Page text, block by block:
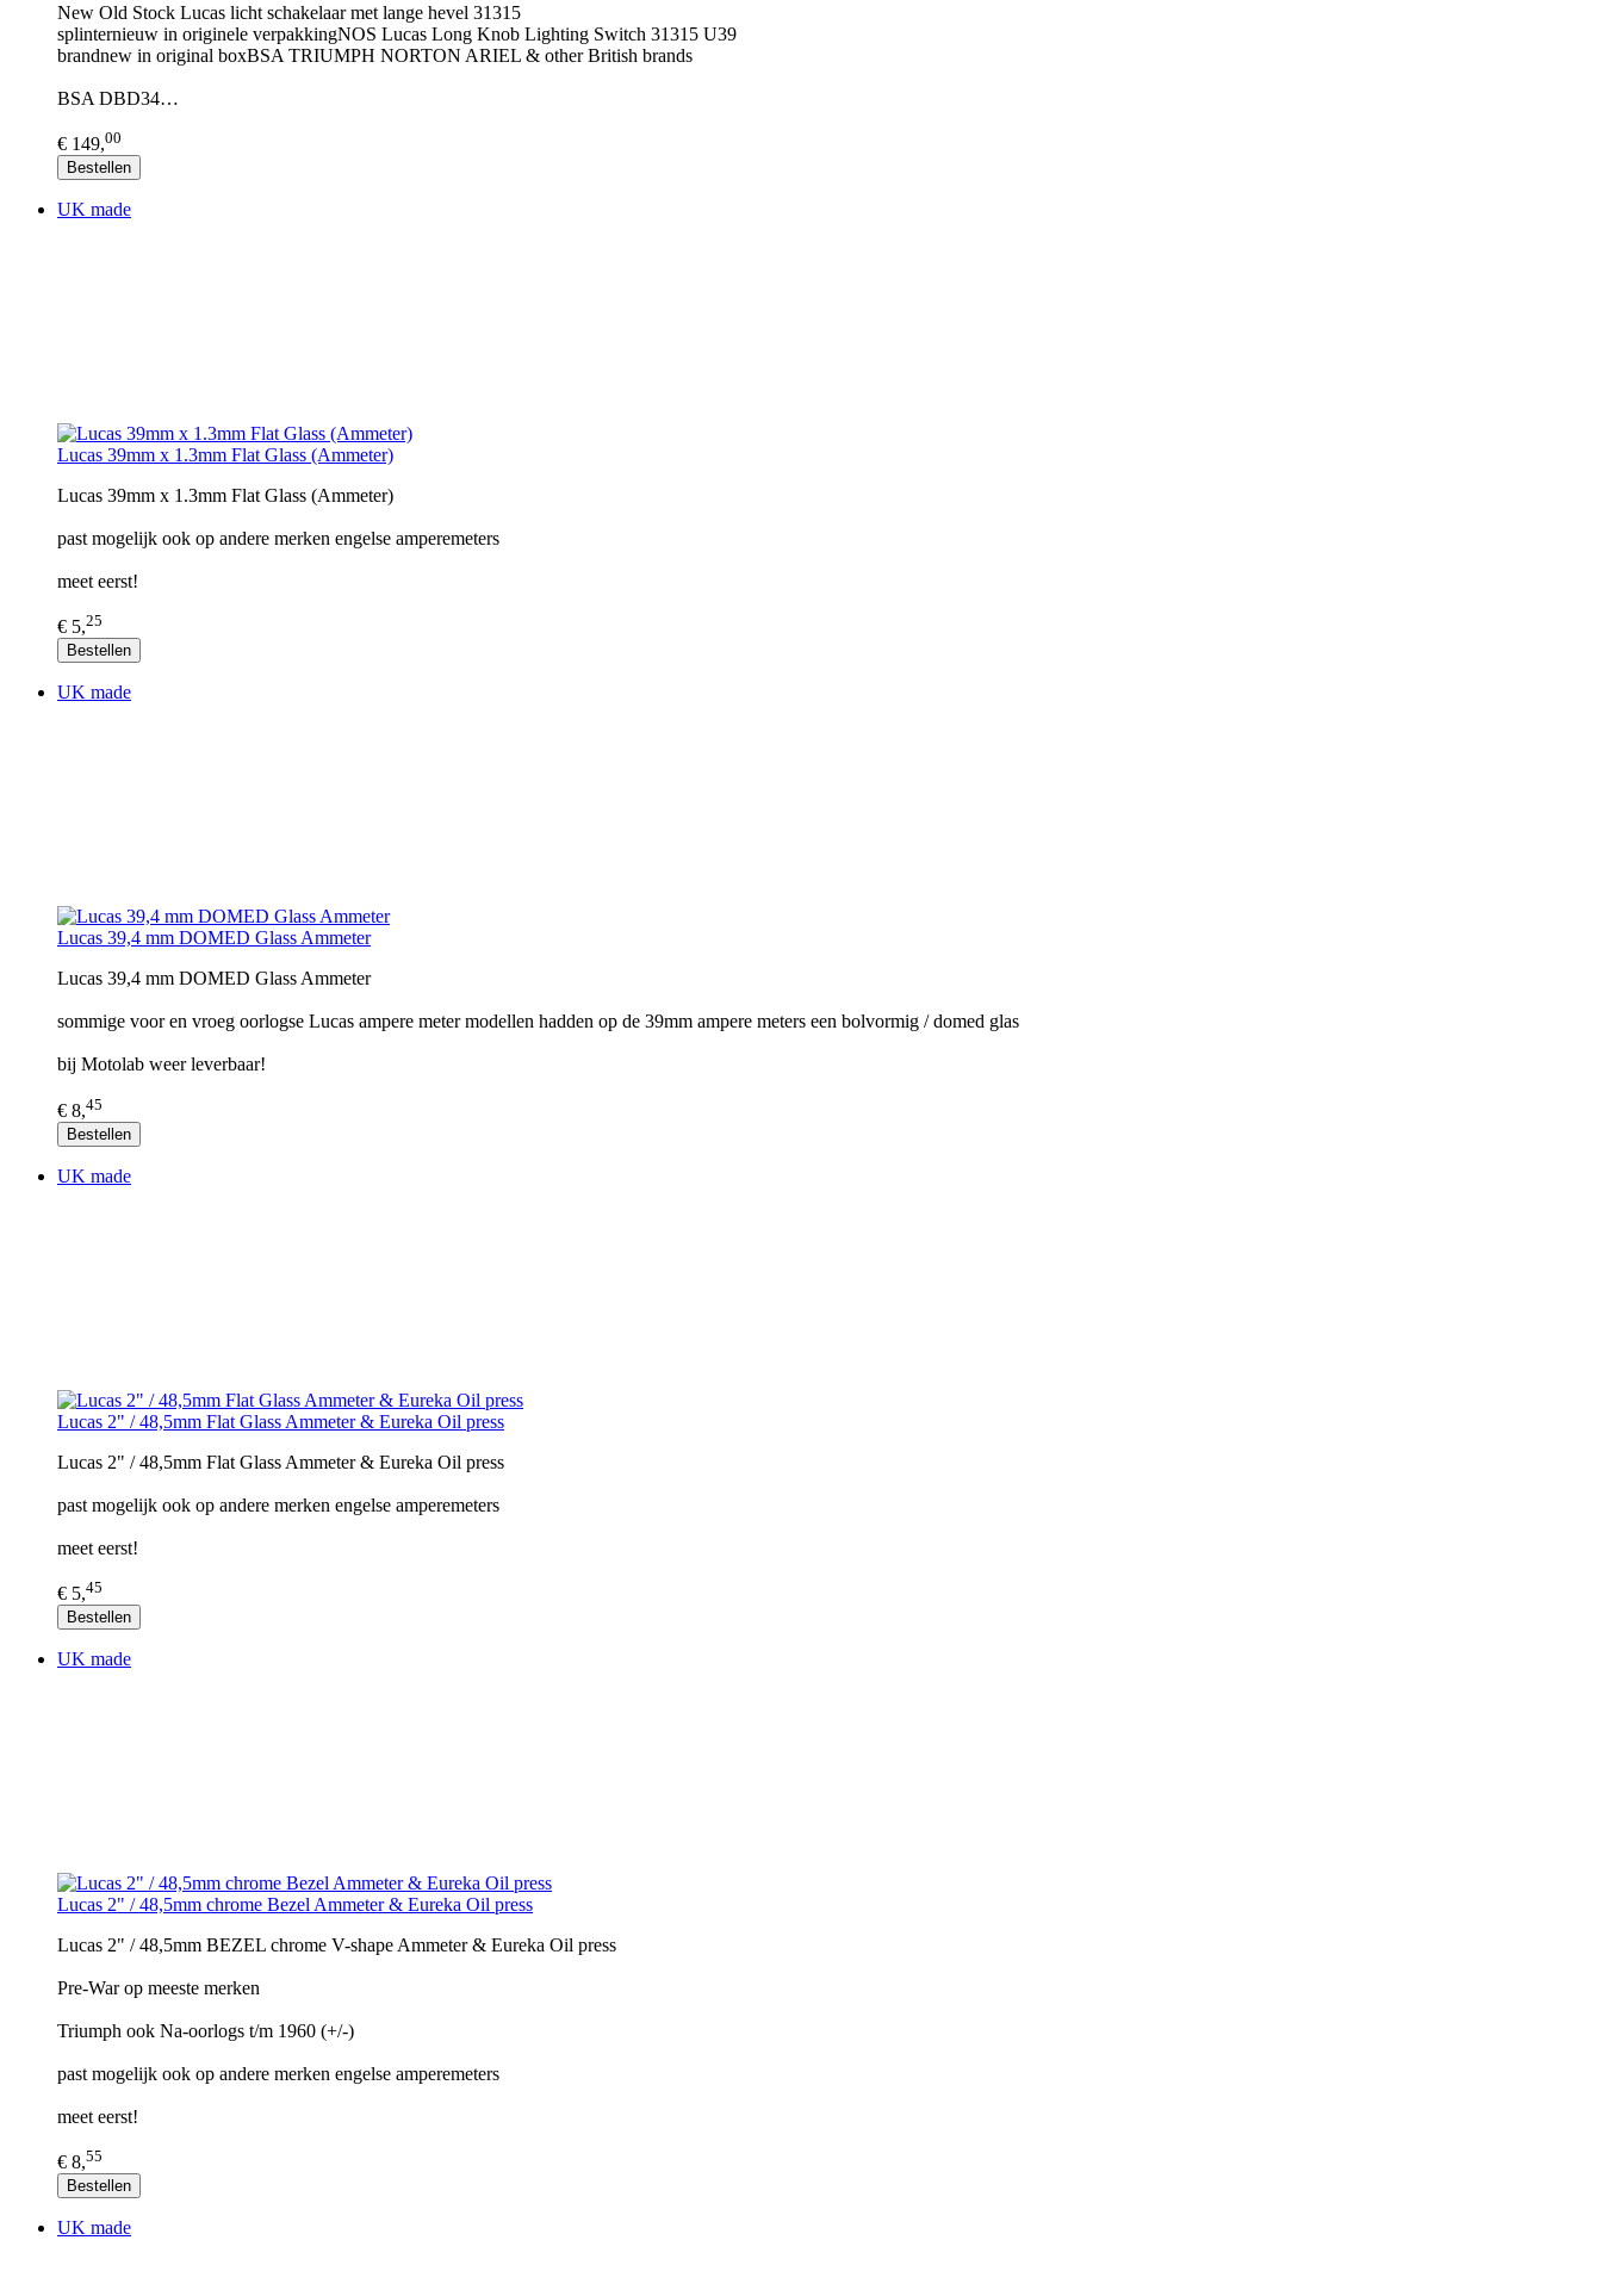
New Old Stock Lucas licht schakelaar met lange hevel 31315
splinternieuw in originele verpakkingNOS Lucas Long Knob Lighting Switch 31315 U39
brandnew in original boxBSA TRIUMPH NORTON ARIEL & other British brands
BSA DBD34…
€ 149,00
Bestellen
UK made
Lucas 39mm x 1.3mm Flat Glass (Ammeter)
Lucas 39mm x 1.3mm Flat Glass (Ammeter)
past mogelijk ook op andere merken engelse amperemeters
meet eerst!
€ 5,25
Bestellen
UK made
Lucas 39,4 mm DOMED Glass Ammeter
Lucas 39,4 mm DOMED Glass Ammeter
sommige voor en vroeg oorlogse Lucas ampere meter modellen hadden op de 39mm ampere meters een bolvormig / domed glas
bij Motolab weer leverbaar!
€ 8,45
Bestellen
UK made
Lucas 2" / 48,5mm Flat Glass Ammeter & Eureka Oil press
Lucas 2" / 48,5mm Flat Glass Ammeter & Eureka Oil press
past mogelijk ook op andere merken engelse amperemeters
meet eerst!
€ 5,45
Bestellen
UK made
Lucas 2" / 48,5mm chrome Bezel Ammeter & Eureka Oil press
Lucas 2" / 48,5mm BEZEL chrome V-shape Ammeter & Eureka Oil press
Pre-War op meeste merken
Triumph ook Na-oorlogs t/m 1960 (+/-)
past mogelijk ook op andere merken engelse amperemeters
meet eerst!
€ 8,55
Bestellen
UK made